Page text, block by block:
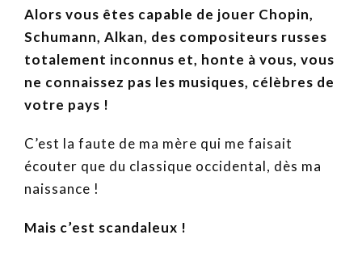
Alors vous êtes capable de jouer Chopin,
Schumann, Alkan, des compositeurs russes
totalement inconnus et, honte à vous, vous
ne connaissez pas les musiques, célèbres de
votre pays !
C’est la faute de ma mère qui me faisait
écouter que du classique occidental, dès ma
naissance !
Mais c’est scandaleux !